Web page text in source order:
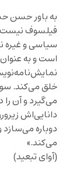
به باور حسن
فیلسوف
‌سیاسی و غیره
است و به
خلق می‌کند.
می‌‌گیرد و آن
دانایی‌اش
دوباره می‌سازد
می‌کند.»
(آوای تبعید)